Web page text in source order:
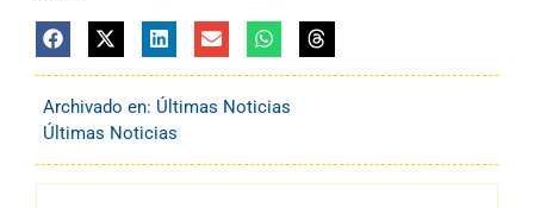
Archivado en: Últimas Noticias
Últimas Noticias